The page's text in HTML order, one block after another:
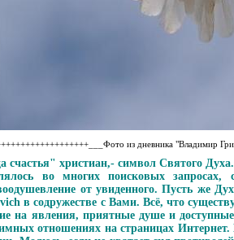
из дневника "Владимир
счастья" христиан,- символ Святого
во многих поисковых
от увиденного. Пусть же
в содружестве с Вами. Всё, что
на явления, приятные душе и
отношениях на страницах